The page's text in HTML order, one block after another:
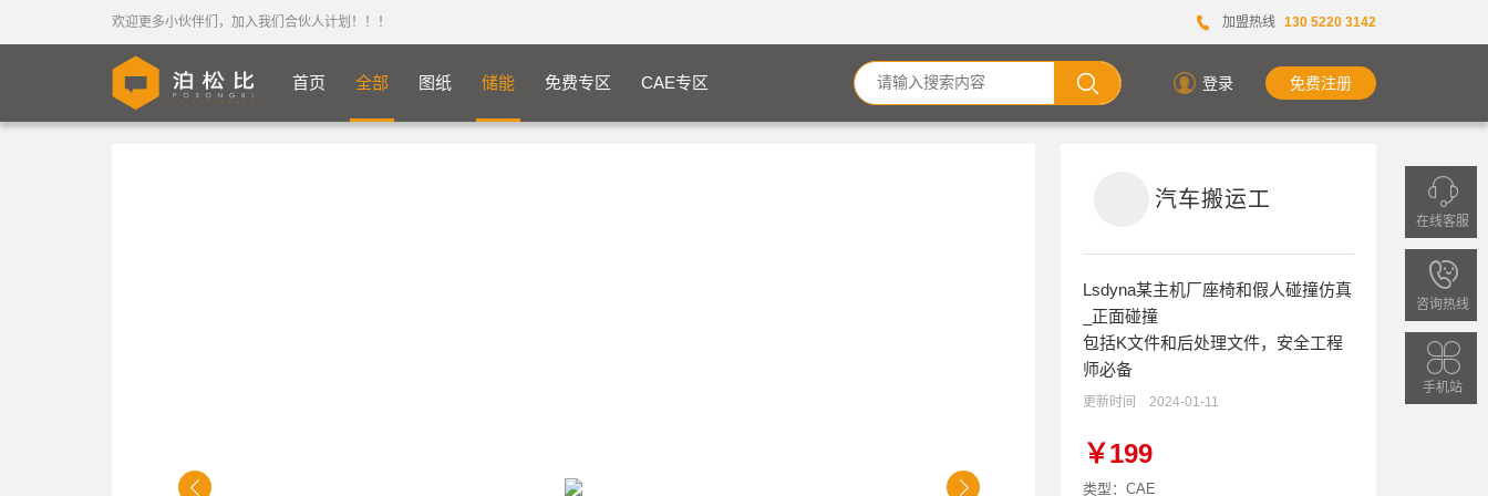
欢迎更多小伙伴们，加入我们合伙人计划！！！ 加盟热线 130 5220 3142
首页 全部 图纸 储能 免费专区 CAE专区 登录 免费注册
汽车搬运工
Lsdyna某主机厂座椅和假人碰撞仿真
_正面碰撞
包括K文件和后处理文件，安全工程
师必备
更新时间 2024-01-11
￥199
类型：CAE
在线客服
迎
拨
咨询热线
手机站